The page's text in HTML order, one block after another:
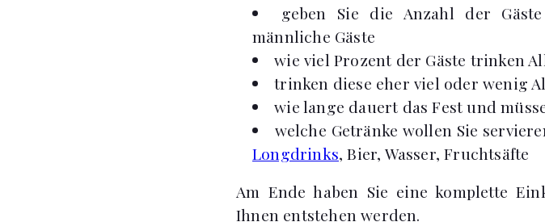
geben Sie die Anzahl der
männliche Gäste
wie viel Prozent der Gäste trinken
trinken diese eher viel oder wenig
wie lange dauert das Fest und
welche Getränke wollen Sie
Longdrinks, Bier, Wasser, Fruchtsäfte
Am Ende haben Sie eine komplette
Ihnen entstehen werden.